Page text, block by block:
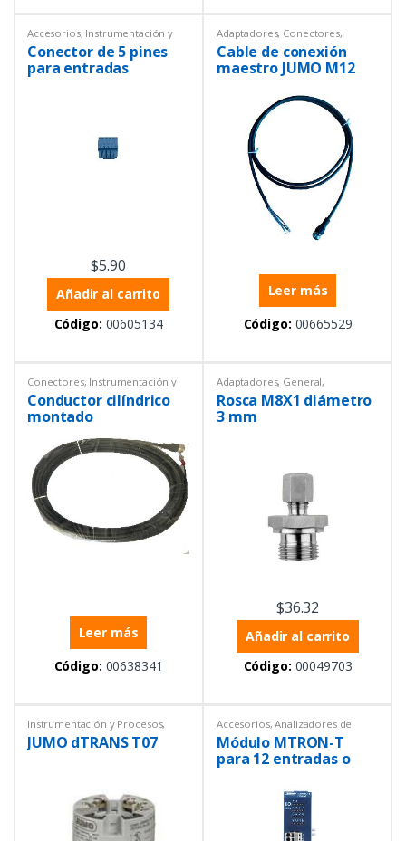
Accesorios, Instrumentación y
Conector de 5 pines
para entradas
analógicas de
$5.90
Añadir al carrito
Código: 00605134
Adaptadores, Conectores,
Instrumentación y Procesos
Cable de conexión
maestro JUMO M12
Leer más
Código: 00665529
Conectores, Instrumentación y
Conductor cilíndrico
montado
Leer más
Código: 00638341
Adaptadores, General,
Instrumentación y Procesos
Rosca M8X1 diámetro
3 mm
$36.32
Añadir al carrito
Código: 00049703
Instrumentación y Procesos,
Temperatura,Transmisores
JUMO dTRANS T07
Accesorios,Analizadores de
líquidos ,Controladores
Instrumentación y Procesos
Módulo MTRON-T
para 12 entradas o
configurables